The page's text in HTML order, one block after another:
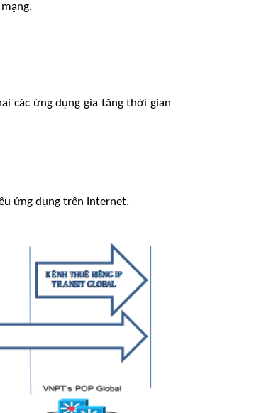
các ứng dụng gia tăng thời gian
ứng dụng trên Internet.